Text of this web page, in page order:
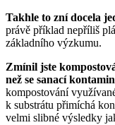
Takhle to zní docela
právě příklad nepříliš
základního výzkumu.
Zmínil jste
než se sanací
kompostování
k substrátu přimíchá
velmi slibné výsledky